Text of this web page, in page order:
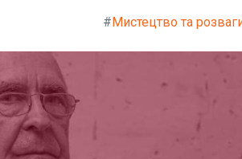
#Мистецтво та